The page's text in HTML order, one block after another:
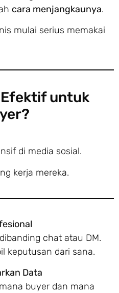
cara menjangkaunya.
mulai serius memakai
Efektif untuk
di media sosial.
kerja mereka.
chat atau DM.
keputusan dari sana.
Data
buyer dan mana